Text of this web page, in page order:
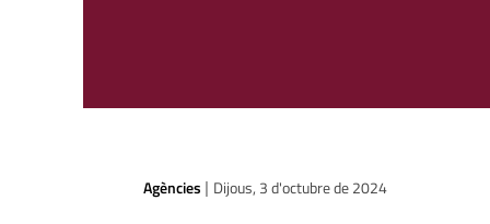
Agències | Dijous, 3 d'octubre de 2024